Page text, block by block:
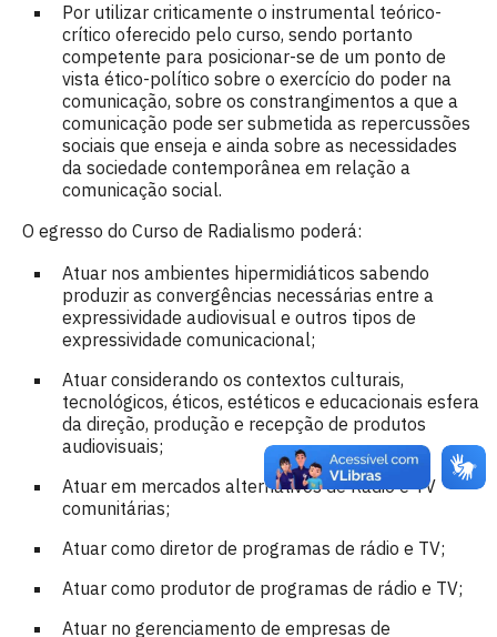
Por utilizar criticamente o instrumental teórico-
crítico oferecido pelo curso, sendo portanto
competente para posicionar-se de um ponto de
vista ético-político sobre o exercício do poder na
comunicação, sobre os constrangimentos a que a
comunicação pode ser submetida as repercussões
sociais que enseja e ainda sobre as necessidades
da sociedade contemporânea em relação a
comunicação social.
O egresso do Curso de Radialismo poderá:
Atuar nos ambientes hipermidiáticos sabendo
produzir as convergências necessárias entre a
expressividade audiovisual e outros tipos de
expressividade comunicacional;
Atuar considerando os contextos culturais,
tecnológicos, éticos, estéticos e educacionais esfera
da direção, produção e recepção de produtos
audiovisuais;
Atuar em mercados alternativos de Rádio e TV
comunitárias;
Atuar como diretor de programas de rádio e TV;
Atuar como produtor de programas de rádio e TV;
Atuar no gerenciamento de empresas de